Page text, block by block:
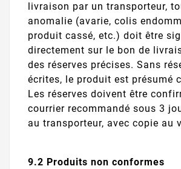
livraison par un transporteur,
anomalie (avarie, colis
produit cassé, etc.) doit être
directement sur le bon de
des réserves précises. Sans
écrites, le produit est présumé
Les réserves doivent être
courrier recommandé sous 3
au transporteur, avec copie au
9.2 Produits non conformes